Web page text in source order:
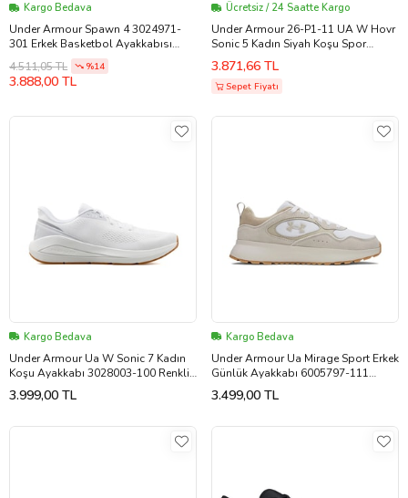
Kargo Bedava
Under Armour Spawn 4 3024971-
301 Erkek Basketbol Ayakkabısı
(Yeşil)
4.511,05 TL %14
3.888,00 TL
Ücretsiz / 24 Saatte Kargo
Under Armour 26-P1-11 UA W Hovr
Sonic 5 Kadın Siyah Koşu Spor
Ayakkabı
3.871,66 TL
Sepet Fiyatı
Kargo Bedava
Under Armour Ua W Sonic 7 Kadın
Koşu Ayakkabı 3028003-100 Renkli
(Çok Renkli)
3.999,00 TL
Kargo Bedava
Under Armour Ua Mirage Sport Erkek
Günlük Ayakkabı 6005797-111
Beyaz
3.499,00 TL